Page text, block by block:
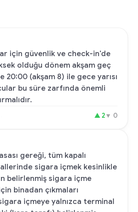
için güvenlik ve check-in'de
olduğu dönem akşam geç
20:00 (akşam 8) ile gece yarısı
bu süre zarfında önemli
▲ 2▼ 0
gereği, tüm kapalı
sigara içmek kesinlikle
belirlenmiş sigara içme
binadan çıkmaları
içmeye yalnızca terminal